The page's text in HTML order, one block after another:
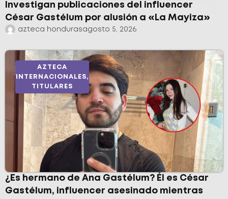
Investigan publicaciones del influencer
César Gastélum por alusión a «La Mayiza»
azteca hondurasagosto 5, 2026
AZTECA
INTERNACIONALES,
TITULARES
¿Es hermano de Ana Gastélum? Él es César
Gastélum, influencer asesinado mientras